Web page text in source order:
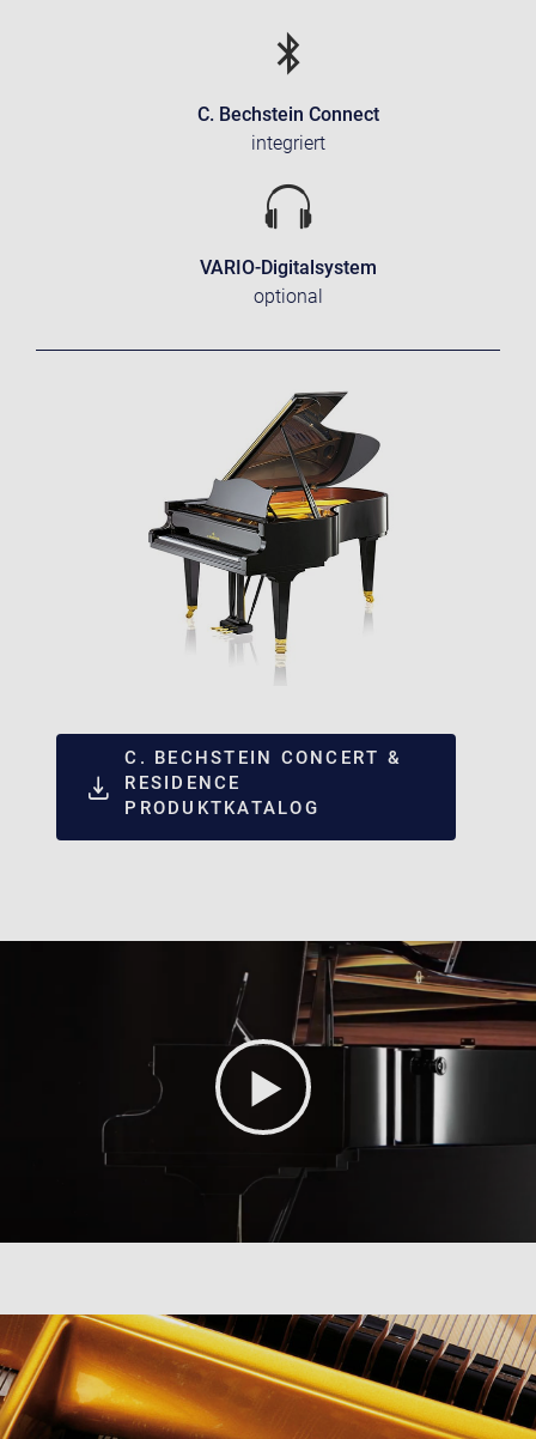
C. Bechstein Connect
integriert
VARIO-Digitalsystem
optional
C. BECHSTEIN CONCERT &
RESIDENCE
PRODUKTKATALOG